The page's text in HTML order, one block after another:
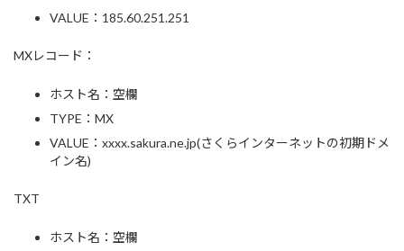
VALUE：185.60.251.251
MXレコード：
ホスト名：空欄
TYPE：MX
VALUE：xxxx.sakura.ne.jp(さくらインターネットの初期ドメ
イン名)
TXT
ホスト名：空欄